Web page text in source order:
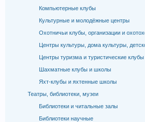
Компьютерные клубы
Культурные и молодёжные центры
Охотничьи клубы, организации и
Центры культуры, дома культуры,
Центры туризма и туристические клубы
Шахматные клубы и школы
Яхт-клубы и яхтенные школы
Театры, библиотеки, музеи
Библиотеки и читальные залы
Библиотеки научные